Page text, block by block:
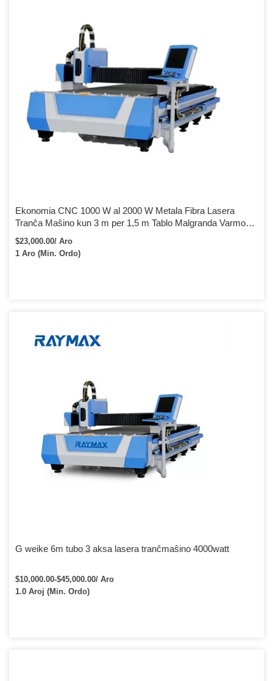
Ekonomia CNC 1000 W al 2000 W Metala Fibra Lasera
Tranĉa Maŝino kun 3 m per 1,5 m Tablo Malgranda Varmo
Afektita Zono
$23,000.00/ Aro
1 Aro (Min. Ordo)
G weike 6m tubo 3 aksa lasera tranĉmaŝino 4000watt
$10,000.00-$45,000.00/ Aro
1.0 Aroj (Min. Ordo)